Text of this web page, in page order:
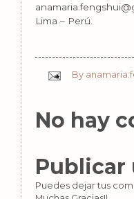
Lima – Perú.
By
No hay
Publicar
Puedes dejar tus